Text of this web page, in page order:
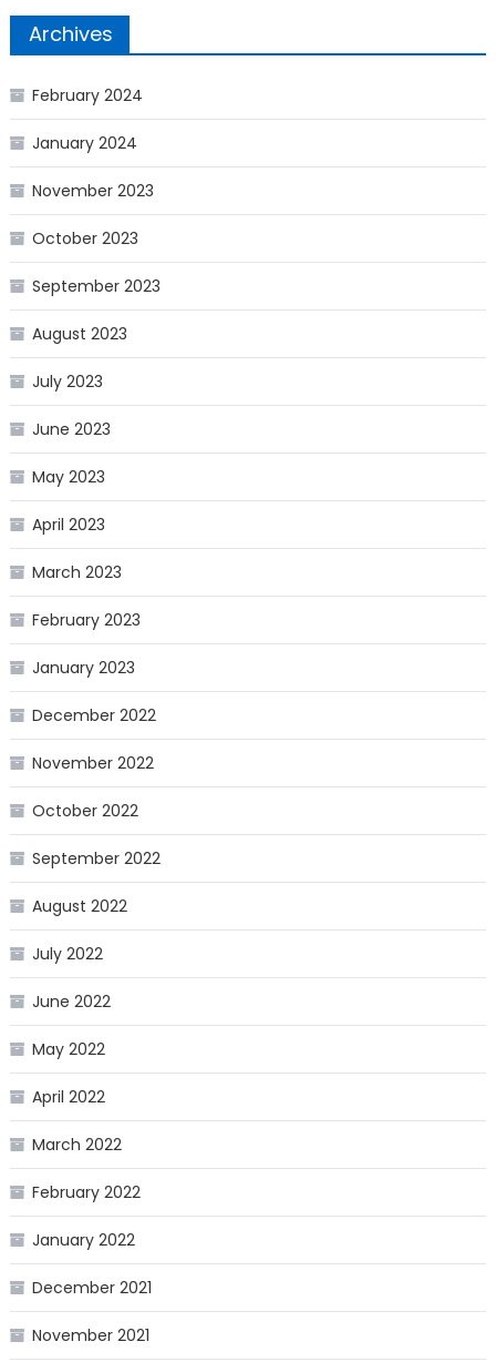
Archives
February 2024
January 2024
November 2023
October 2023
September 2023
August 2023
July 2023
June 2023
May 2023
April 2023
March 2023
February 2023
January 2023
December 2022
November 2022
October 2022
September 2022
August 2022
July 2022
June 2022
May 2022
April 2022
March 2022
February 2022
January 2022
December 2021
November 2021